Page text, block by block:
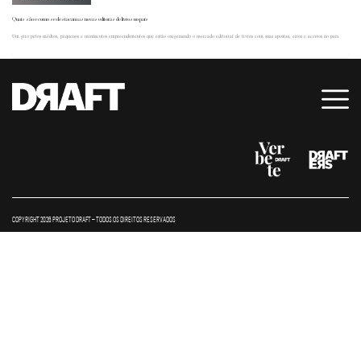
Quais são e como se destacam as novas editoras de livros no país
Um giro pelos médios, pequenos e minúsculos empreendimentos que estão oxigenando o mercado editorial de livros com suas apostas, erros e acertos no país.
COPYRIGHT 2026 PROJETO DRAFT – TODOS OS DIREITOS RESERVADOS